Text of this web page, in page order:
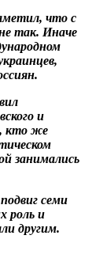
что с
так. Иначе
и
кто же
занимались
семи
роль и
другим.